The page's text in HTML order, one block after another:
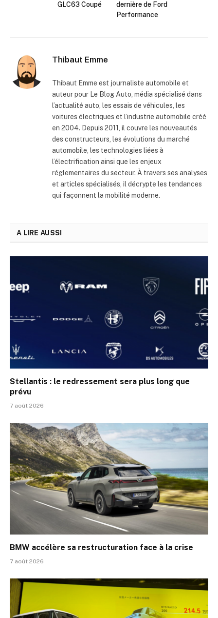
GLC63 Coupé
dernière de Ford
Performance
Thibaut Emme
Thibaut Emme est journaliste automobile et
auteur pour Le Blog Auto, média spécialisé dans
l’actualité auto, les essais de véhicules, les
voitures électriques et l’industrie automobile créé
en 2004. Depuis 2011, il couvre les nouveautés
des constructeurs, les évolutions du marché
automobile, les technologies liées à
l’électrification ainsi que les enjeux
réglementaires du secteur. À travers ses analyses
et articles spécialisés, il décrypte les tendances
qui façonnent la mobilité moderne.
A LIRE AUSSI
Stellantis : le redressement sera plus long que
prévu
7 août 2026
BMW accélère sa restructuration face à la crise
7 août 2026